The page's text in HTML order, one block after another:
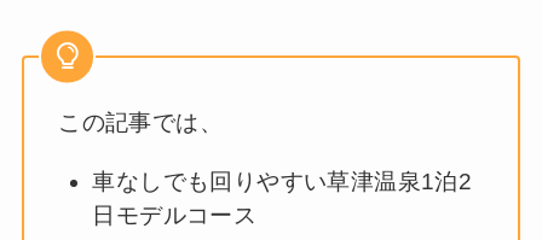
この記事では、
車なしでも回りやすい草津温泉1泊2
日モデルコース